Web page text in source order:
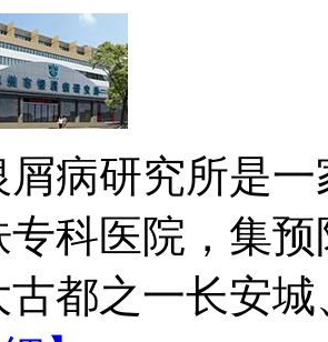
屑病研究所是
科医院，集
都之一长安